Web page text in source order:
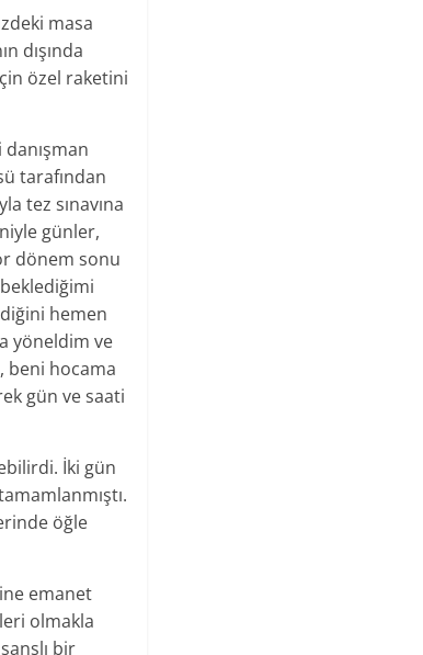
masa
dışında
özel raketini
tarafından
tez sınavına
günler,
dönem sonu
hemen
yöneldim ve
beni hocama
gün ve saati
İki gün
öğle
emanet
olmakla
bir